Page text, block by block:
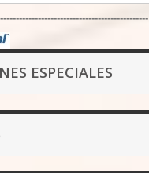
ESPECIALES